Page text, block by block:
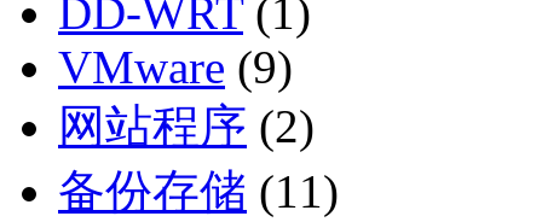
DD-WRT(1)
VMware (9)
网站程序 (2)
备份存储 (11)